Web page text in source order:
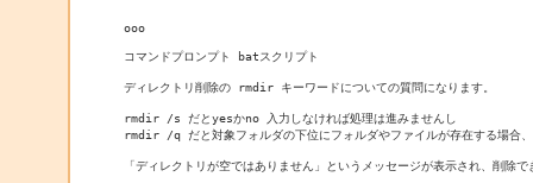
ooo
コマンドプロンプト batスクリプト
ディレクトリ削除の rmdir キーワードについての質問になります。
rmdir /s だとyesかno 入力しなければ処理は進みませんし
rmdir /q だと対象フォルダの下位にフォルダやファイルが存在する場合、
「ディレクトリが空ではありません」というメッセージが表示され、削除で